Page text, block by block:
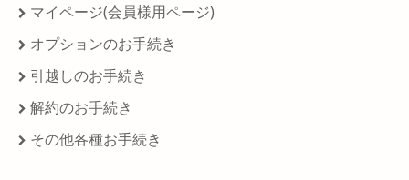
マイページ(会員様用ページ)
オプションのお手続き
引越しのお手続き
解約のお手続き
その他各種お手続き